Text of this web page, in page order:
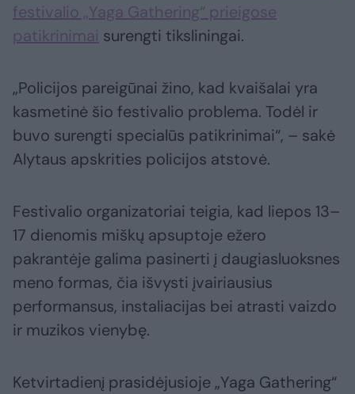
festivalio „Yaga Gathering“ prieigose
patikrinimai surengti tiksliningai.
„Policijos pareigūnai žino, kad kvaišalai yra
kasmetinė šio festivalio problema. Todėl ir
buvo surengti specialūs patikrinimai“, – sakė
Alytaus apskrities policijos atstovė.
Festivalio organizatoriai teigia, kad liepos 13–
17 dienomis miškų apsuptoje ežero
pakrantėje galima pasinerti į daugiasluoksnes
meno formas, čia išvysti įvairiausius
performansus, instaliacijas bei atrasti vaizdo
ir muzikos vienybę.
Ketvirtadienį prasidėjusioje „Yaga Gathering“